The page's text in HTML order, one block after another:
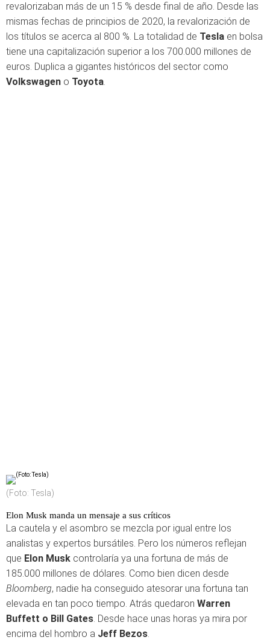
revalorizaban más de un 15 % desde final de año. Desde las
mismas fechas de principios de 2020, la revalorización de
los títulos se acerca al 800 %. La totalidad de Tesla en bolsa
tiene una capitalización superior a los 700.000 millones de
euros. Duplica a gigantes históricos del sector como
Volkswagen o Toyota.
(Foto: Tesla)
Elon Musk manda un mensaje a sus críticos
La cautela y el asombro se mezcla por igual entre los
analistas y expertos bursátiles. Pero los números reflejan
que Elon Musk controlaría ya una fortuna de más de
185.000 millones de dólares. Como bien dicen desde
Bloomberg, nadie ha conseguido atesorar una fortuna tan
elevada en tan poco tiempo. Atrás quedaron Warren
Buffett o Bill Gates. Desde hace unas horas ya mira por
encima del hombro a Jeff Bezos.